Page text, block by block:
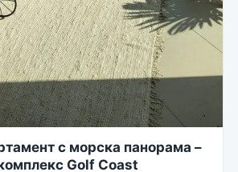
с морска панорама –
Golf Coast